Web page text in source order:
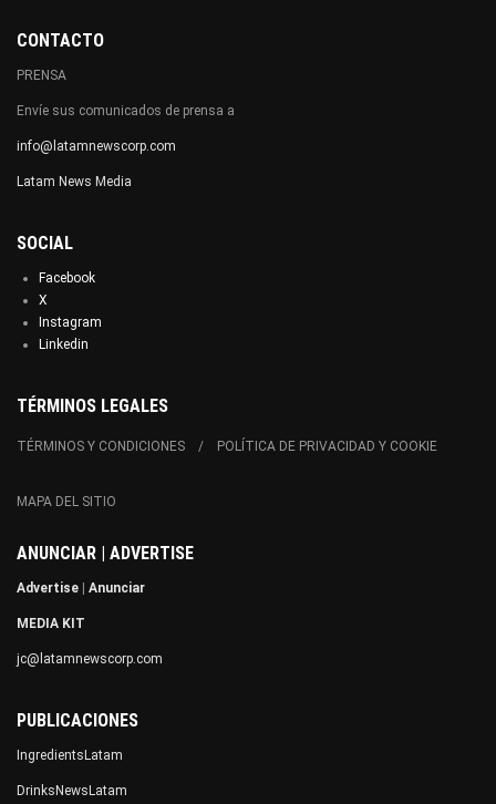
CONTACTO
PRENSA
Envíe sus comunicados de prensa a
info@latamnewscorp.com
Latam News Media
SOCIAL
Facebook
X
Instagram
Linkedin
TÉRMINOS LEGALES
TÉRMINOS Y CONDICIONES POLÍTICA DE PRIVACIDAD Y COOKIE
MAPA DEL SITIO
ANUNCIAR | ADVERTISE
Advertise Anunciar
MEDIA KIT
jc@latamnewscorp.com
PUBLICACIONES
IngredientsLatam
DrinksNewsLatam